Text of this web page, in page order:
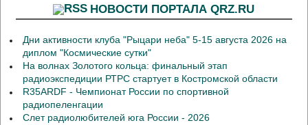
НОВОСТИ ПОРТАЛА QRZ.RU
Дни активности клуба "Рыцари неба" 5-15 августа 2026 на
диплом "Космические сутки"
На волнах Золотого кольца: финальный этап
радиоэкспедиции РТРС стартует в Костромской области
R35ARDF - Чемпионат России по спортивной
радиопеленгации
Слет радиолюбителей юга России - 2026